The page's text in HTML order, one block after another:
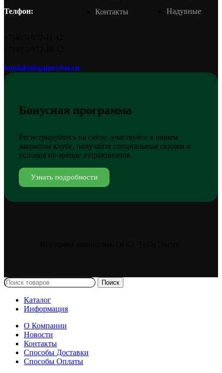
Телфон:
kontakt@gamevent.ru
Контакты
Надувные
Бонусная программа
Регистрируйтесь на сайте, участвуйте в нашем
закрытом клубе, получайте специальные скидки и
условия по аренде аттракционов.
Узнать подробности
Поиск
Каталог
Информация
О Компании
Новости
Контакты
Способы Доставки
Способы Оплаты